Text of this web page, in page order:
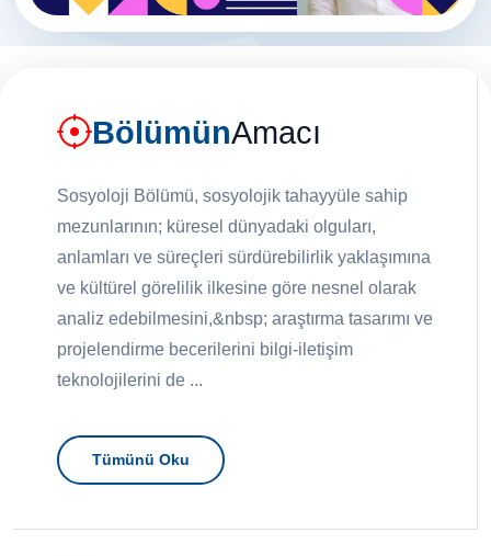
BölümünAmacı
Sosyoloji Bölümü, sosyolojik tahayyüle sahip
mezunlarının; küresel dünyadaki olguları,
anlamları ve süreçleri sürdürebilirlik yaklaşımına
ve kültürel görelilik ilkesine göre nesnel olarak
analiz edebilmesini,&nbsp; araştırma tasarımı ve
projelendirme becerilerini bilgi-iletişim
teknolojilerini de ...
Tümünü Oku